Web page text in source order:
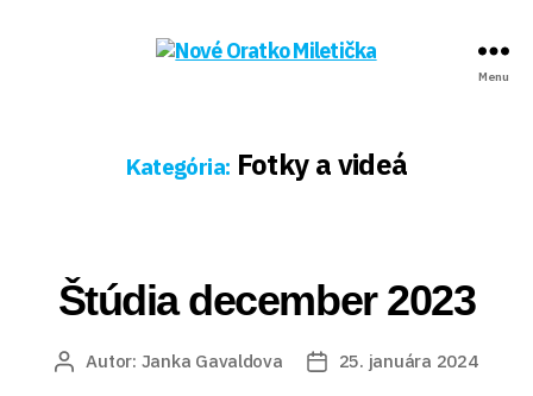
Menu
Kategória: Fotky a videá
Kategórie
Štúdia december 2023
AutorAutor: Janka Gavaldova
Dátum25. januára 2024